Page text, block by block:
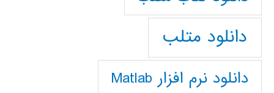
دانلود متلب
دانلود نرم افزار Matlab